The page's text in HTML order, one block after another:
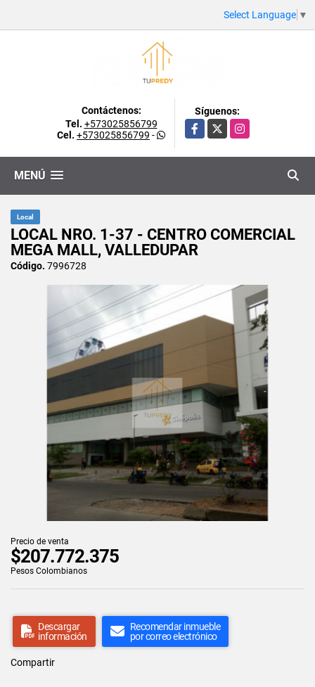
Select Language ▼
Contáctenos:
Tel. +573025856799
Cel. +573025856799 -
Síguenos:
Facebook
X Instagram
MENÚ
Local
LOCAL NRO. 1-37 - CENTRO COMERCIAL
MEGA MALL, VALLEDUPAR
Código. 7996728
Precio de venta
$207.772.375
Pesos Colombianos
Descargar
información
Recomendar inmueble
por correo electrónico
Compartir